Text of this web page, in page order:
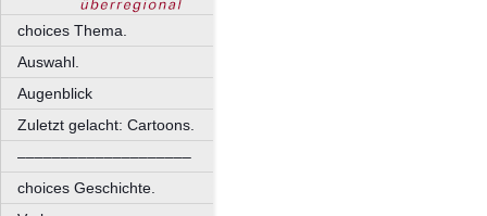
choices Thema.
Auswahl.
Augenblick
Zuletzt gelacht: Cartoons.
––––––––––––––––––––
choices Geschichte.